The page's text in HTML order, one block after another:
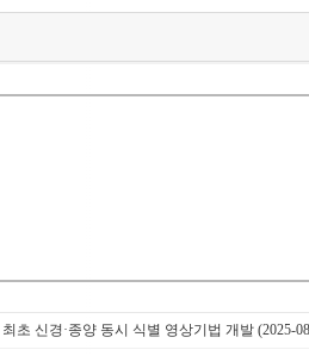
초 신경·종양 동시 식별 영상기법 개발 (2025-